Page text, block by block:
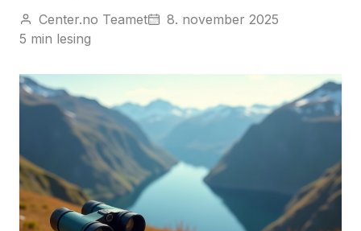
Center.no Teamet
8. november 2025
5 min lesing